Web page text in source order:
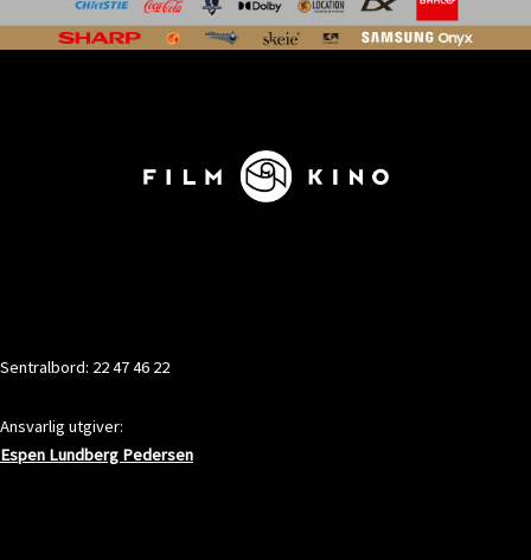
Sentralbord: 22 47 46 22
Ansvarlig utgiver:
Espen Lundberg Pedersen